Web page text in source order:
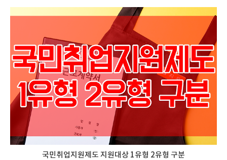
국민취업지원제도 지원대상 1유형 2유형 구분